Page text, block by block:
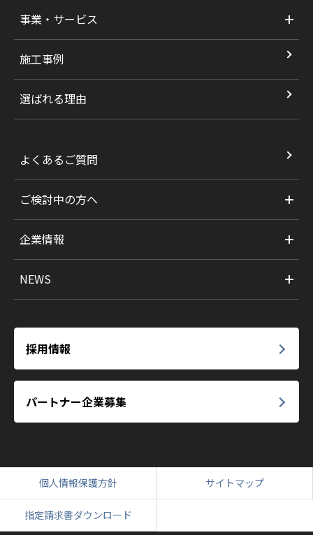
事業・サービス
施工事例
選ばれる理由
よくあるご質問
ご検討中の方へ
企業情報
NEWS
採用情報
パートナー企業募集
個人情報保護方針 サイトマップ
指定請求書ダウンロード